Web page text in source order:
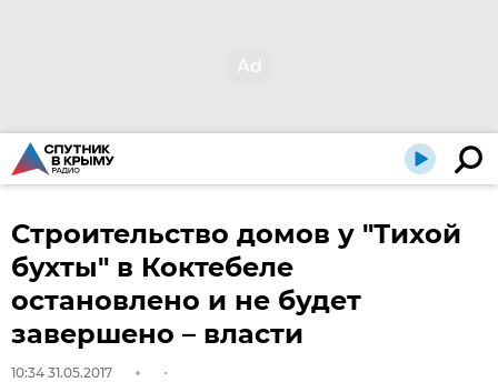
Строительство домов у "Тихой
бухты" в Коктебеле
остановлено и не будет
завершено – власти
10:34 31.05.2017